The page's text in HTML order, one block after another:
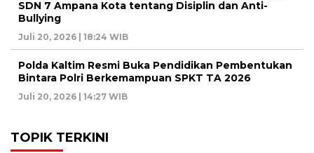
SDN 7 Ampana Kota tentang Disiplin dan Anti-
Bullying
Juli 20, 2026 | 18:24 WIB
Polda Kaltim Resmi Buka Pendidikan Pembentukan
Bintara Polri Berkemampuan SPKT TA 2026
Juli 20, 2026 | 14:27 WIB
TOPIK TERKINI